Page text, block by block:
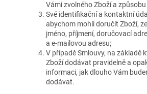
Vámi zvolného Zboží a
Své identifikační a kontaktní
abychom mohli doručit Zboží,
jméno, příjmení, doručovací
a e-mailovou adresu;
V případě Smlouvy, na základě
Zboží dodávat pravidelně a
informaci, jak dlouho Vám
dodávat.